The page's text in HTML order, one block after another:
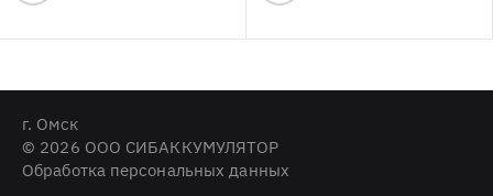
г. Омск
© 2026 ООО СИБАККУМУЛЯТОР
Обработка персональных данных